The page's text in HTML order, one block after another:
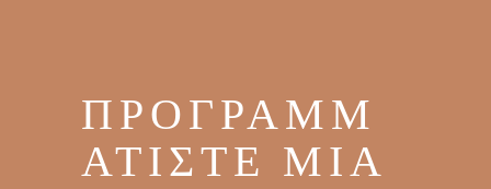
ΠΡΟΓΡΑΜΜ
ΑΤΊΣΤΕ ΜΙΑ